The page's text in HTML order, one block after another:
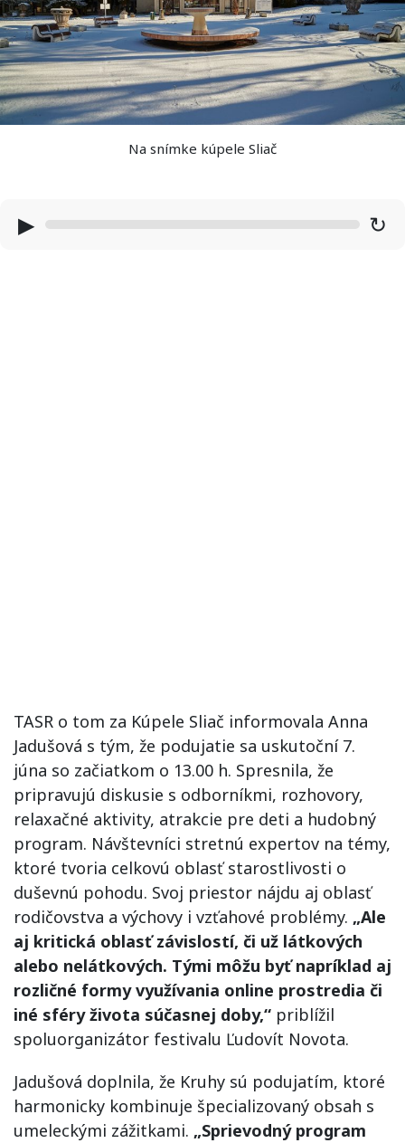
Na snímke kúpele Sliač
▶ ↻
TASR o tom za Kúpele Sliač informovala Anna
Jadušová s tým, že podujatie sa uskutoční 7.
júna so začiatkom o 13.00 h. Spresnila, že
pripravujú diskusie s odborníkmi, rozhovory,
relaxačné aktivity, atrakcie pre deti a hudobný
program. Návštevníci stretnú expertov na témy,
ktoré tvoria celkovú oblasť starostlivosti o
duševnú pohodu. Svoj priestor nájdu aj oblasť
rodičovstva a výchovy i vzťahové problémy. „Ale
aj kritická oblasť závislostí, či už látkových
alebo nelátkových. Tými môžu byť napríklad aj
rozličné formy využívania online prostredia či
iné sféry života súčasnej doby,“ priblížil
spoluorganizátor festivalu Ľudovít Novota.
Jadušová doplnila, že Kruhy sú podujatím, ktoré
harmonicky kombinuje špecializovaný obsah s
umeleckými zážitkami. „Sprievodný program